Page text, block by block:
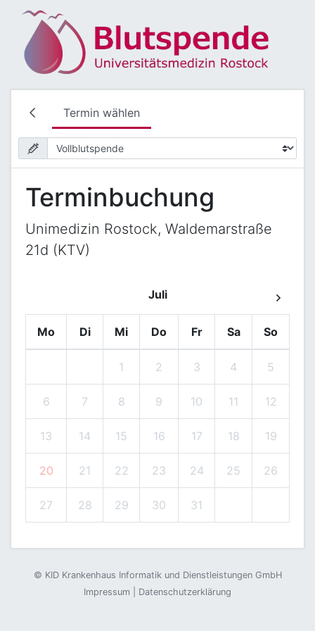
Termin wählen
Terminbuchung
Unimedizin Rostock, Waldemarstraße
21d (KTV)
Juli
Mo Di Mi Do Fr Sa So
1 2 3 4 5
6 7 8 9 10 11 12
13 14 15 16 17 18 19
20 21 22 23 24 25 26
27 28 29 30 31
© KID Krankenhaus Informatik und Dienstleistungen GmbH
Impressum
Datenschutzerklärung